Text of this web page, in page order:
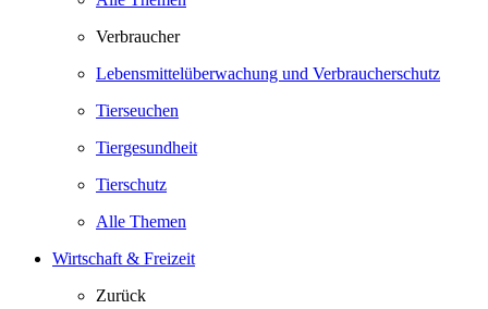
Verbraucher
Lebensmittelüberwachung und Verbraucherschutz
Tierseuchen
Tiergesundheit
Tierschutz
Alle Themen
Wirtschaft & Freizeit
Zurück